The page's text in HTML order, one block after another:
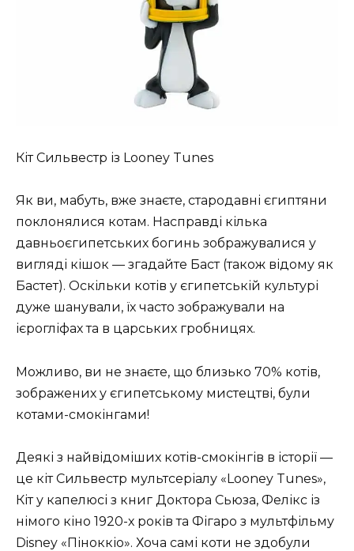
Кіт Сильвестр із Looney Tunes
Як ви, мабуть, вже знаєте, стародавні єгиптяни
поклонялися котам. Насправді кілька
давньоєгипетських богинь зображувалися у
вигляді кішок — згадайте Баст (також відому як
Бастет). Оскільки котів у єгипетській культурі
дуже шанували, їх часто зображували на
ієрогліфах та в царських гробницях.
Можливо, ви не знаєте, що близько 70% котів,
зображених у єгипетському мистецтві, були
котами-смокінгами!
Деякі з найвідоміших котів-смокінгів в історії —
це кіт Сильвестр мультсеріалу «Looney Tunes»,
Кіт у капелюсі з книг Доктора Сьюза, Фелікс із
німого кіно 1920-х років та Фігаро з мультфільму
Disney «Піноккіо». Хоча самі коти не здобули